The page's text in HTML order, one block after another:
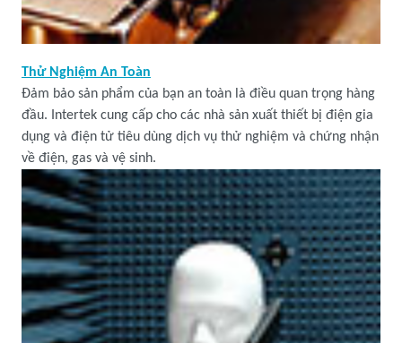
Thử Nghiệm An Toàn
Đảm bảo sản phẩm của bạn an toàn là điều quan trọng hàng
đầu. Intertek cung cấp cho các nhà sản xuất thiết bị điện gia
dụng và điện tử tiêu dùng dịch vụ thử nghiệm và chứng nhận
về điện, gas và vệ sinh.